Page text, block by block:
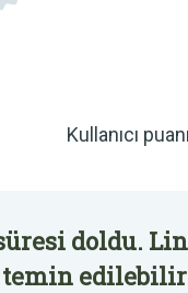
Kullanıcı
doldu.